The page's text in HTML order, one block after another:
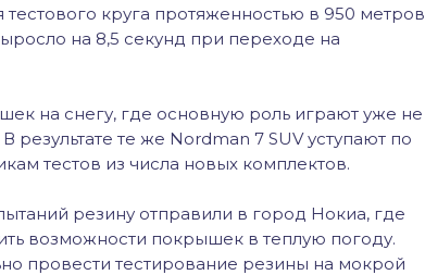
круга протяженностью в 950 метров
на 8,5 секунд при переходе на
на снегу, где основную роль играют уже не
те же Nordman 7 SUV уступают по
тестов из числа новых комплектов.
резину отправили в город Нокиа, где
возможности покрышек в теплую погоду.
провести тестирование резины на мокрой